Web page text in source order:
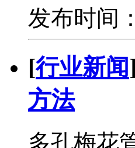
发布时间
[行业新闻]
方法
多孔梅花